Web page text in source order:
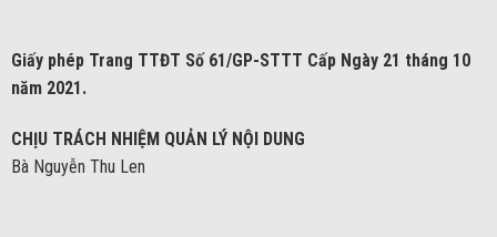
Giấy phép Trang TTĐT Số 61/GP-STTT Cấp Ngày 21 tháng 10
năm 2021.
CHỊU TRÁCH NHIỆM QUẢN LÝ NỘI DUNG
Bà Nguyễn Thu Len